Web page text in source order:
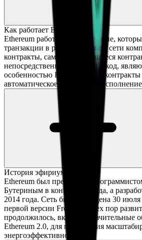
Как работает Ethereum?
Ethereum работает на блокчейне,
транзакции в распределенной сети
контракты, самоисполняющиеся
непосредственно записаны в код,
особенностью Ethereum. Эти
автоматическое и надежное
История эфириума
Ethereum был предложен
Бутериным в конце 2013 года, а
2014 года. Сеть была запущена 30
первой версии Frontier. С тех пор
продолжилось, включая значительные
Ethereum 2.0, для повышения
энергоэффективности.